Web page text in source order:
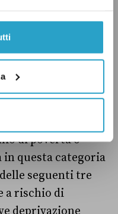
esclusione
delle
utilizza anche
di povertà o
in questa categoria
seguenti tre
a rischio di